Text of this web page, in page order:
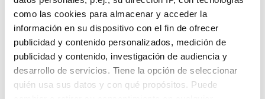
como las cookies para almacenar y acceder la
información en su dispositivo con el fin de ofrecer
publicidad y contenido personalizados, medición de
publicidad y contenido, investigación de audiencia y
desarrollo de servicios. Tiene la opción de seleccionar
quién usa sus datos y con qué propósitos. Puede
Lo sentimos, no sabemos como
te hemos traido hasta aquí.
Pero puedes encontrar el coche que estás
buscando en alguno de estos enlaces: